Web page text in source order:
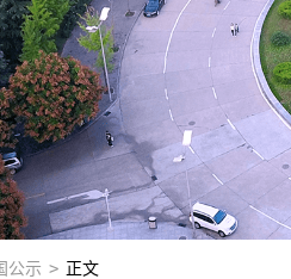
公示 > 正文